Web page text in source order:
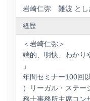
岩崎仁弥 難波 と
経歴
＜岩崎仁弥＞
端的、明快、わかり
」
年間セミナー100回
）リーガル・ステー
務士事務所主席コン